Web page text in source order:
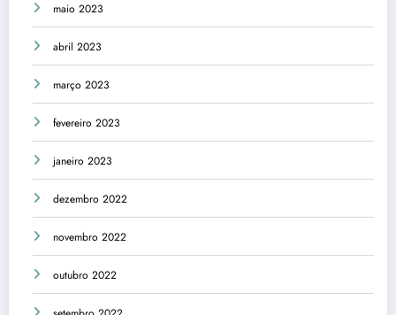
maio 2023
abril 2023
março 2023
fevereiro 2023
janeiro 2023
dezembro 2022
novembro 2022
outubro 2022